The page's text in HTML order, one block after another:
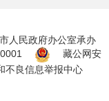
民政府办公室承办
藏公网安
不良信息举报中心